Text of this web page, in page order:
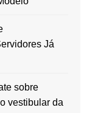
Já
sobre
vestibular da